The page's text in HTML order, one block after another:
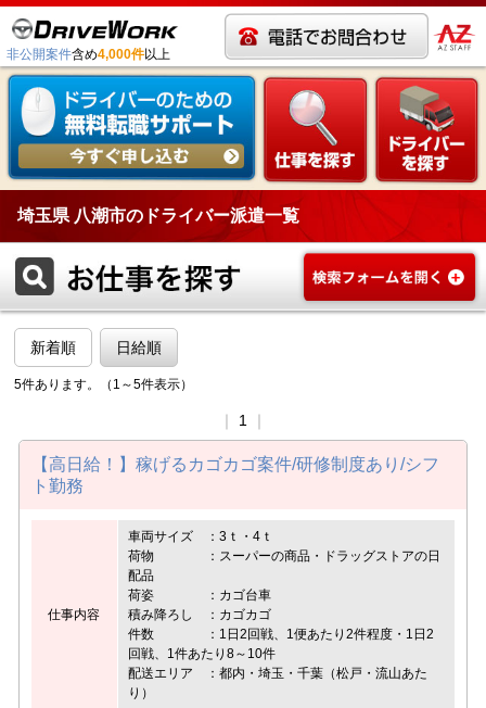
非公開案件含め4,000件以上
埼玉県 八潮市のドライバー派遣一覧
新着順 日給順
5件あります。（1～5件表示）
1
【高日給！】稼げるカゴカゴ案件/研修制度あり/シフ
ト勤務
仕事内容
車両サイズ ：3ｔ・4ｔ
荷物 ：スーパーの商品・ドラッグストアの日
配品
荷姿 ：カゴ台車
積み降ろし ：カゴカゴ
件数 ：1日2回戦、1便あたり2件程度・1日2
回戦、1件あたり8～10件
配送エリア ：都内・埼玉・千葉（松戸・流山あた
り）